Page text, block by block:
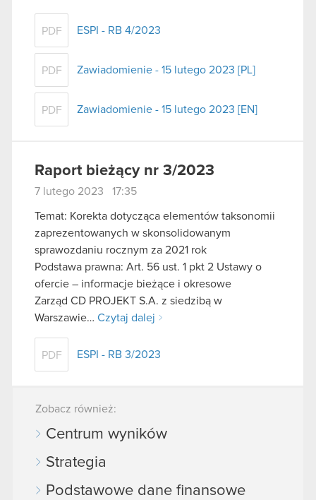
PDF ESPI - RB 4/2023
PDF Zawiadomienie - 15 lutego 2023 [PL]
PDF Zawiadomienie - 15 lutego 2023 [EN]
Raport bieżący nr 3/2023
7 lutego 2023 17:35
Temat: Korekta dotycząca elementów taksonomii
zaprezentowanych w skonsolidowanym
sprawozdaniu rocznym za 2021 rok
Podstawa prawna: Art. 56 ust. 1 pkt 2 Ustawy o
ofercie – informacje bieżące i okresowe
Zarząd CD PROJEKT S.A. z siedzibą w
Warszawie… Czytaj dalej
PDF ESPI - RB 3/2023
Zobacz również:
Centrum wyników
Strategia
Podstawowe dane finansowe